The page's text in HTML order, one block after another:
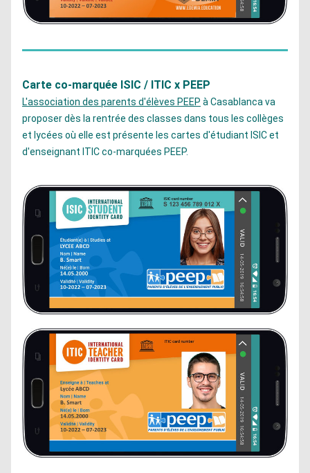
Carte co-marquée ISIC / ITIC x PEEP
L'association des parents d'élèves PEEP à Casablanca va
proposer dès la rentrée des classes dans tous les collèges
et lycées où elle est présente les cartes d'étudiant ISIC et
d'enseignant ITIC co-marquées PEEP.